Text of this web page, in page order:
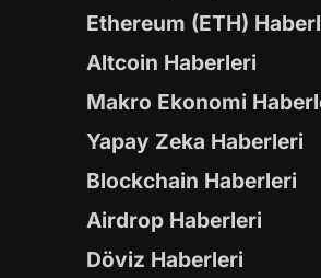
Ethereum (ETH)
Altcoin Haberleri
Makro Ekonomi
Yapay Zeka Haberleri
Blockchain Haberleri
Airdrop Haberleri
Döviz Haberleri